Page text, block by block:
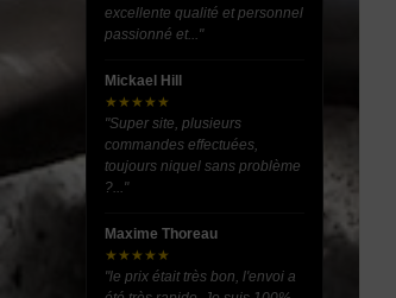
excellente qualité et personnel
passionné et..."
Mickael Hill
★★★★★
"Super site, plusieurs
commandes effectuées,
toujours niquel sans problème
?..."
Maxime Thoreau
★★★★★
"le prix était très bon, l'envoi a